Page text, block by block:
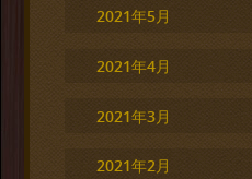
2021年5月
2021年4月
2021年3月
2021年2月